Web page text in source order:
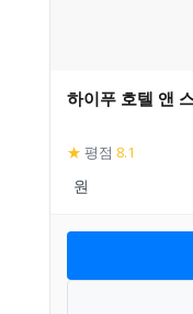
하이푸 호텔 앤
★ 평점 8.1